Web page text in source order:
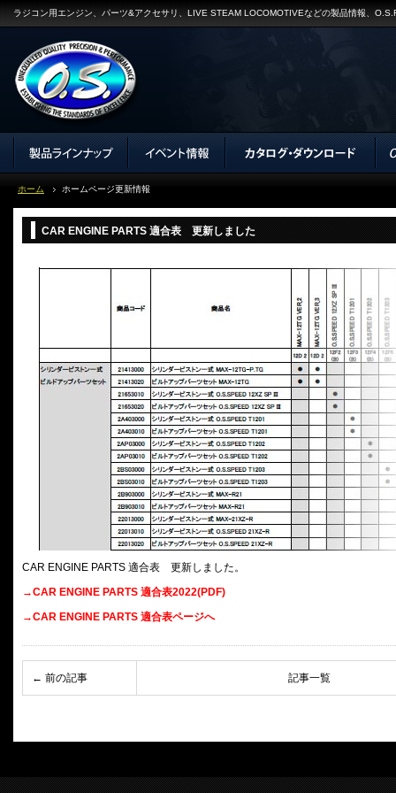
ラジコン用エンジン、パーツ&アクセサリ、LIVE STEAM LOCOMOTIVEなどの製品情報、
ホーム ホームページ更新情報
CAR ENGINE PARTS 適合表 更新しました
CAR ENGINE PARTS 適合表 更新しました。
→CAR ENGINE PARTS 適合表2022(PDF)
→CAR ENGINE PARTS 適合表ページへ
← 前の記事 記事一覧